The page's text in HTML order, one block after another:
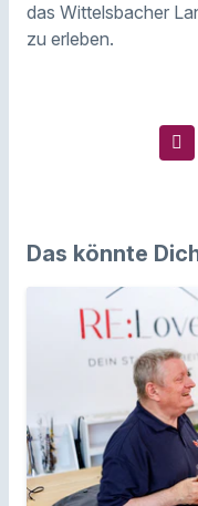
das Wittelsbacher
zu erleben.
Das könnte